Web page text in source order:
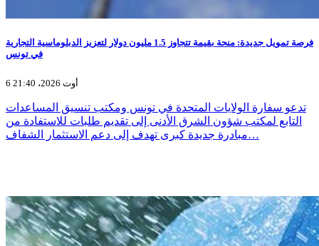
فرصة تمويل جديدة: منحة بقيمة تتجاوز 1.5 مليون دولار لتعزيز الدبلوماسية التجارية
في تونس
6 أوت 2026، 21:40
تدعو سفارة الولايات المتحدة في تونس ومكتب تنسيق المساعدات
التابع لمكتب شؤون الشرق الأدنى إلى تقديم طلبات للاستفادة من
مبادرة جديدة كبرى تهدف إلى دعم الاستثمار الشفاف…